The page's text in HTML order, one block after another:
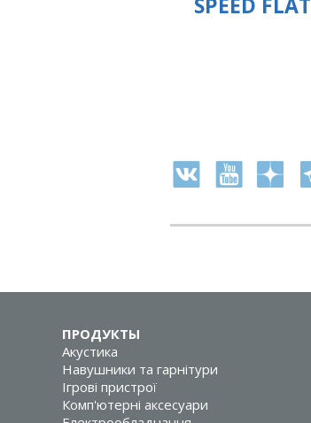
ПРОДУКТЫ
Акустика
Навушники та гарнітури
Ігрові пристрої
Комп'ютерні аксесуари